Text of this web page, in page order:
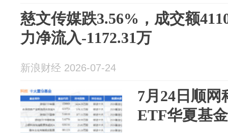
慈文传媒跌3.56%，成交额
力净流入-1172.31万
新浪财经 2026-07-24
7月24日顺网
ETF华夏基